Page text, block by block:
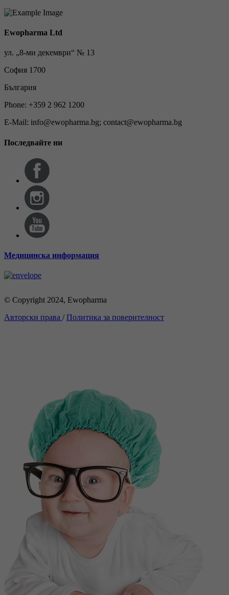
Ewopharma Ltd
ул. „8-ми декември“ № 13
София 1700
България
Phone: +359 2 962 1200
E-Mail: info@ewopharma.bg; contact@ewopharma.bg
Последвайте ни
Медицинска информация
© Copyright 2024, Ewopharma
Авторски права /Политика за поверителност